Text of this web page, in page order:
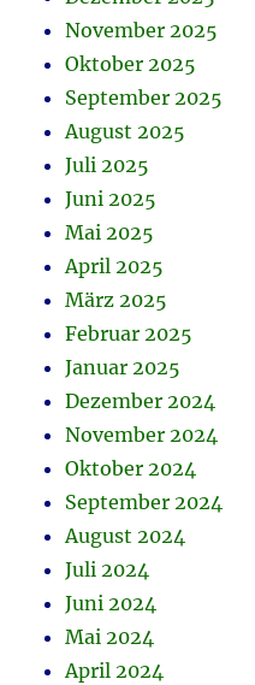
November 2025
Oktober 2025
September 2025
August 2025
Juli 2025
Juni 2025
Mai 2025
April 2025
März 2025
Februar 2025
Januar 2025
Dezember 2024
November 2024
Oktober 2024
September 2024
August 2024
Juli 2024
Juni 2024
Mai 2024
April 2024